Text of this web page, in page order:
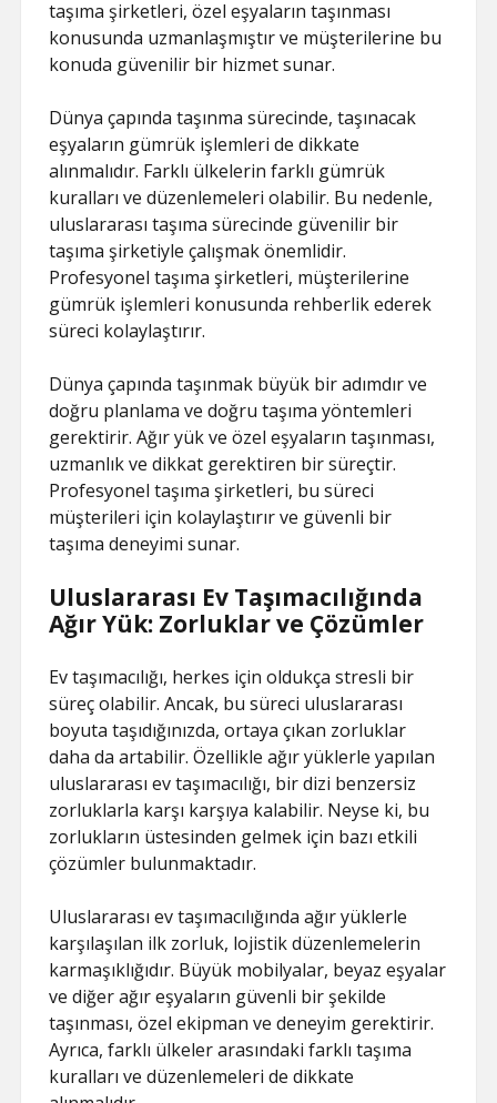
taşıma şirketleri, özel eşyaların taşınması
konusunda uzmanlaşmıştır ve müşterilerine bu
konuda güvenilir bir hizmet sunar.
Dünya çapında taşınma sürecinde, taşınacak
eşyaların gümrük işlemleri de dikkate
alınmalıdır. Farklı ülkelerin farklı gümrük
kuralları ve düzenlemeleri olabilir. Bu nedenle,
uluslararası taşıma sürecinde güvenilir bir
taşıma şirketiyle çalışmak önemlidir.
Profesyonel taşıma şirketleri, müşterilerine
gümrük işlemleri konusunda rehberlik ederek
süreci kolaylaştırır.
Dünya çapında taşınmak büyük bir adımdır ve
doğru planlama ve doğru taşıma yöntemleri
gerektirir. Ağır yük ve özel eşyaların taşınması,
uzmanlık ve dikkat gerektiren bir süreçtir.
Profesyonel taşıma şirketleri, bu süreci
müşterileri için kolaylaştırır ve güvenli bir
taşıma deneyimi sunar.
Uluslararası Ev Taşımacılığında
Ağır Yük: Zorluklar ve Çözümler
Ev taşımacılığı, herkes için oldukça stresli bir
süreç olabilir. Ancak, bu süreci uluslararası
boyuta taşıdığınızda, ortaya çıkan zorluklar
daha da artabilir. Özellikle ağır yüklerle yapılan
uluslararası ev taşımacılığı, bir dizi benzersiz
zorluklarla karşı karşıya kalabilir. Neyse ki, bu
zorlukların üstesinden gelmek için bazı etkili
çözümler bulunmaktadır.
Uluslararası ev taşımacılığında ağır yüklerle
karşılaşılan ilk zorluk, lojistik düzenlemelerin
karmaşıklığıdır. Büyük mobilyalar, beyaz eşyalar
ve diğer ağır eşyaların güvenli bir şekilde
taşınması, özel ekipman ve deneyim gerektirir.
Ayrıca, farklı ülkeler arasındaki farklı taşıma
kuralları ve düzenlemeleri de dikkate